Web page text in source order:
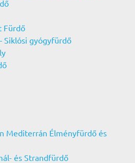
Fürdő
Siklósi gyógyfürdő
Mediterrán Élményfürdő és
és Strandfürdő